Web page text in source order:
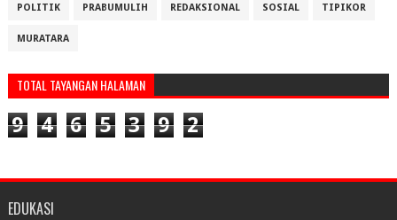
POLITIK PRABUMULIH REDAKSIONAL SOSIAL TIPIKOR
MURATARA
TOTAL TAYANGAN HALAMAN
9 4 6 5 3 9 2
EDUKASI